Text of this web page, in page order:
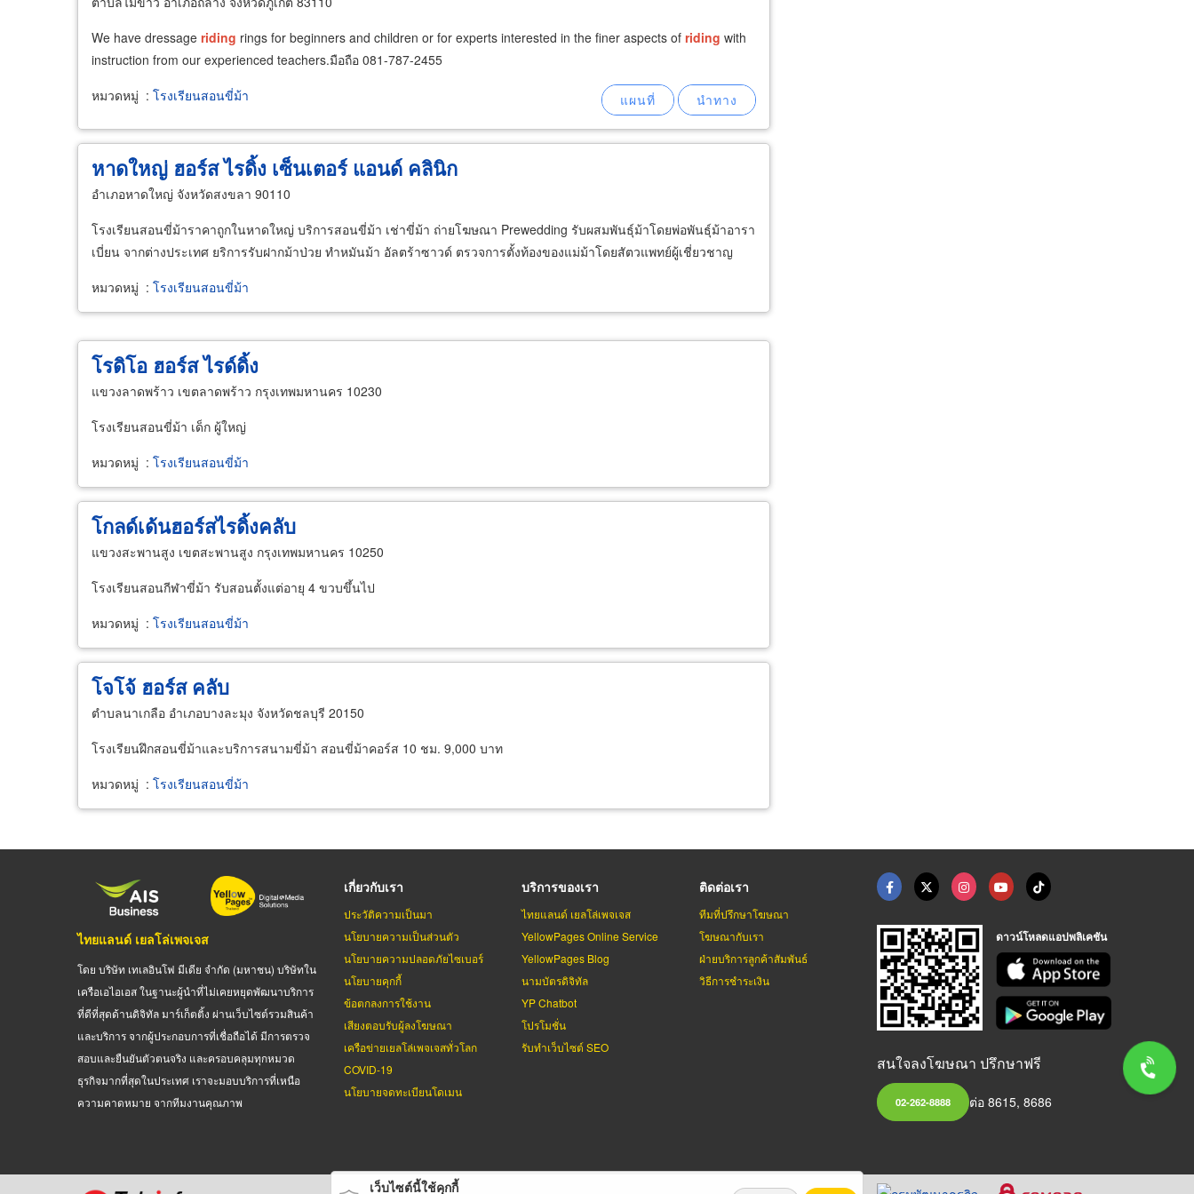
We have dressage riding rings for beginners and children or for experts interested in the finer aspects of riding with
instruction from our experienced teachers.มือถือ 081-787-2455
หมวดหมู่ : โรงเรียนสอนขี่ม้า
หาดใหญ่ ฮอร์ส ไรดิ้ง เซ็นเตอร์ แอนด์ คลินิก
อำเภอหาดใหญ่ จังหวัดสงขลา 90110
โรงเรียนสอนขี่ม้าราคาถูกในหาดใหญ่ บริการสอนขี่ม้า เช่าขี่ม้า ถ่ายโฆษณา Prewedding รับผสมพันธุ์ม้าโดยพ่อพันธุ์ม้าอารา
เบี่ยน จากต่างประเทศ ยริการรับฝากม้าป่วย ทำหมันม้า อัลตร้าซาวด์ ตรวจการตั้งท้องของแม่ม้าโดยสัตวแพทย์ผู้เชี่ยวชาญ
หมวดหมู่ : โรงเรียนสอนขี่ม้า
โรดิโอ ฮอร์ส ไรด์ดิ้ง
แขวงลาดพร้าว เขตลาดพร้าว กรุงเทพมหานคร 10230
โรงเรียนสอนขี่ม้า เด็ก ผู้ใหญ่
หมวดหมู่ : โรงเรียนสอนขี่ม้า
โกลด์เด้นฮอร์สไรดิ้งคลับ
แขวงสะพานสูง เขตสะพานสูง กรุงเทพมหานคร 10250
โรงเรียนสอนกีฬาขี่ม้า รับสอนตั้งแต่อายุ 4 ขวบขึ้นไป
หมวดหมู่ : โรงเรียนสอนขี่ม้า
โจโจ้ ฮอร์ส คลับ
ตำบลนาเกลือ อำเภอบางละมุง จังหวัดชลบุรี 20150
โรงเรียนฝึกสอนขี่ม้าและบริการสนามขี่ม้า สอนขี่ม้าคอร์ส 10 ชม. 9,000 บาท
หมวดหมู่ : โรงเรียนสอนขี่ม้า
ไทยแลนด์ เยลโล่เพจเจส
โดย บริษัท เทเลอินโฟ มีเดีย จำกัด (มหาชน) บริษัทใน
เครือเอไอเอส ในฐานะผู้นำที่ไม่เคยหยุดพัฒนาบริการ
ที่ดีที่สุดด้านดิจิทัล มาร์เก็ตติ้ง ผ่านเว็บไซต์รวมสินค้า
และบริการ จากผู้ประกอบการที่เชื่อถือได้ มีการตรวจ
สอบและยืนยันตัวตนจริง และครอบคลุมทุกหมวด
ธุรกิจมากที่สุดในประเทศ เราจะมอบบริการที่เหนือ
ความคาดหมาย จากทีมงานคุณภาพ
เกี่ยวกับเรา
ประวัติความเป็นมา
นโยบายความเป็นส่วนตัว
นโยบายความปลอดภัยไซเบอร์
นโยบายคุกกี้
ข้อตกลงการใช้งาน
เสียงตอบรับผู้ลงโฆษณา
เครือข่ายเยลโล่เพจเจสทั่วโลก
COVID-19
นโยบายจดทะเบียนโดเมน
บริการของเรา
ไทยแลนด์ เยลโล่เพจเจส
YellowPages Online Service
YellowPages Blog
นามบัตรดิจิทัล
YP Chatbot
โปรโมชั่น
รับทำเว็บไซต์ SEO
ติดต่อเรา
ทีมที่ปรึกษาโฆษณา
โฆษณากับเรา
ฝ่ายบริการลูกค้าสัมพันธ์
วิธีการชำระเงิน
ดาวน์โหลดแอปพลิเคชัน
สนใจลงโฆษณา ปรึกษาฟรี
02-262-8888 ต่อ 8615, 8686
เว็บไซต์นี้ใช้คุกกี้